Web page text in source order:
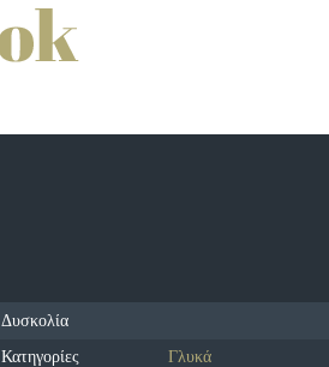
Δυσκολία
Κατηγορίες
Γλυκά